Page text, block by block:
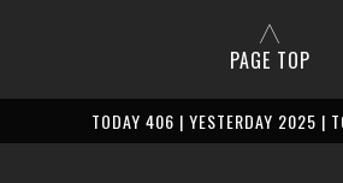
PAGE TOP
TODAY 406 | YESTERDAY 2025 |